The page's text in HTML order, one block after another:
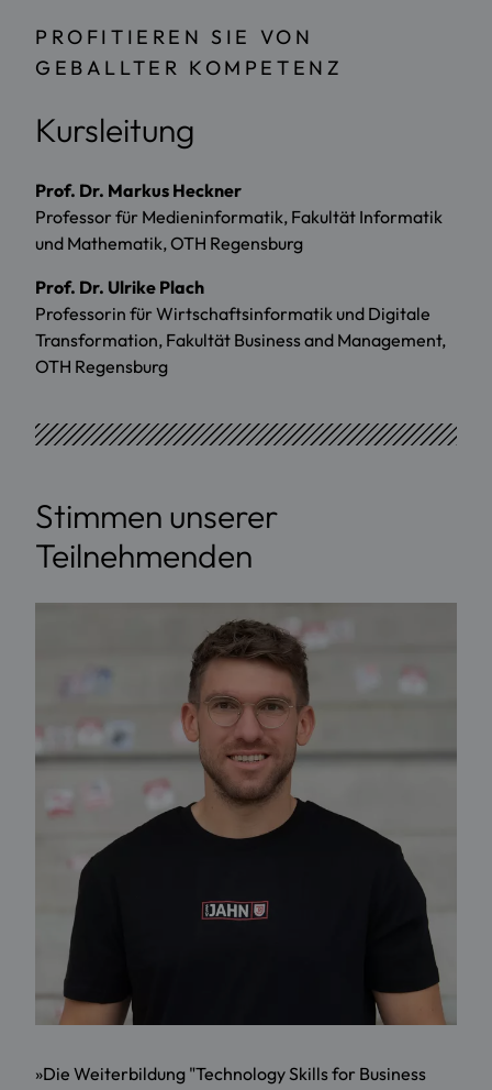
PROFITIEREN SIE VON
GEBALLTER KOMPETENZ
Kursleitung
Prof. Dr. Markus Heckner
Professor für Medieninformatik, Fakultät Informatik
und Mathematik, OTH Regensburg
Prof. Dr. Ulrike Plach
Professorin für Wirtschaftsinformatik und Digitale
Transformation, Fakultät Business and Management,
OTH Regensburg
Stimmen unserer
Teilnehmenden
»Die Weiterbildung "Technology Skills for Business